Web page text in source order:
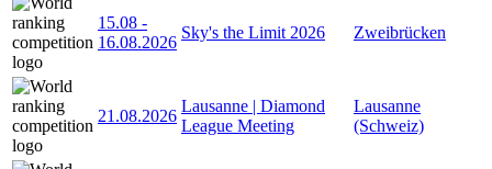
15.08 -
16.08.2026
Sky's the Limit 2026 Zweibrücken
21.08.2026
Lausanne | Diamond
League Meeting
Lausanne
(Schweiz)